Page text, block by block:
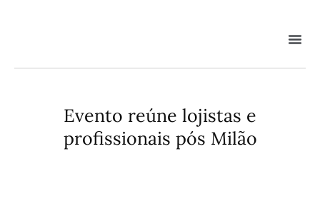
Evento reúne lojistas e
profissionais pós Milão